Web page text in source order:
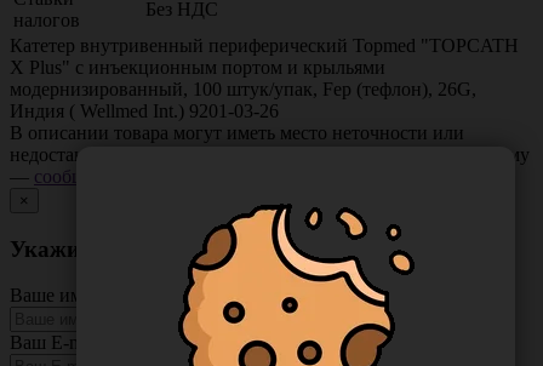
налогов
Без НДС
Катетер внутривенный периферический Topmed "TOPCATH
X Plus" с инъекционным портом и крыльями
модернизированный, 100 штук/упак, Fep (тефлон), 26G,
Индия ( Wellmed Int.) 9201-03-26
В описании товара могут иметь место неточности или
недостающая информация. Если вы заметили такую проблему
— сообщите нам
×
Укажите неточность в описании товара
Ваше имя
Ваш E-mail